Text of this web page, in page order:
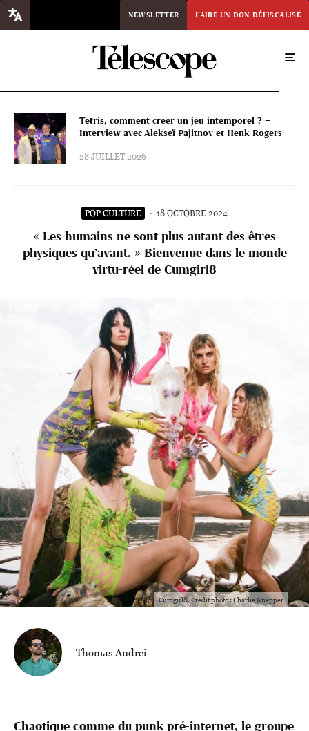
NEWSLETTER FAIRE UN DON DÉFISCALISÉ
Tetris, comment créer un jeu intemporel ? –
Interview avec Alekseï Pajitnov et Henk Rogers
28 JUILLET 2026
POP CULTURE · 18 OCTOBRE 2024
« Les humains ne sont plus autant des êtres
physiques qu’avant. » Bienvenue dans le monde
virtu-réel de Cumgirl8
Cumgirl8. Credit photo : Charlie Knepper
Thomas Andrei
Chaotique comme du punk pré-internet, le groupe